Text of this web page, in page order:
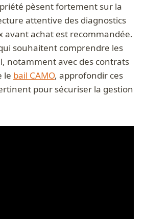
pèsent fortement sur la
attentive des diagnostics
avant achat est recommandée.
souhaitent comprendre les
notamment avec des contrats
le bail CAMO, approfondir ces
pour sécuriser la gestion